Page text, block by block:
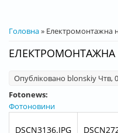
ВИ Є ТУТ
Головна» Електромонтажна
Опубліковано blonskiy Чтв,
Fotonews:
Фотоновини
DSCN3136.JPG